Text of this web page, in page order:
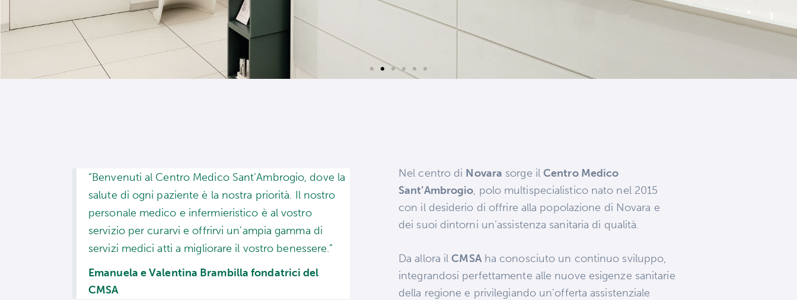
“Benvenuti al Centro Medico Sant’Ambrogio, dove la
salute di ogni paziente è la nostra priorità. Il nostro
personale medico e infermieristico è al vostro
servizio per curarvi e offrirvi un’ampia gamma di
servizi medici atti a migliorare il vostro benessere.”
Emanuela e Valentina Brambilla fondatrici del
CMSA
Nel centro di Novara sorge ilCentro Medico
Sant’Ambrogio, polo multispecialistico nato nel 2015
con il desiderio di offrire alla popolazione di Novara e
dei suoi dintorni un’assistenza sanitaria di qualità.
Da allora ilCMSAha conosciuto un continuo sviluppo,
integrandosi perfettamente alle nuove esigenze sanitarie
della regione e privilegiando un’offerta assistenziale